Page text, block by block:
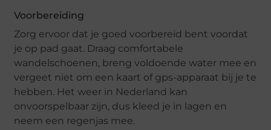
Voorbereiding
Zorg ervoor dat je goed voorbereid bent voordat
je op pad gaat. Draag comfortabele
wandelschoenen, breng voldoende water mee en
vergeet niet om een kaart of gps-apparaat bij je te
hebben. Het weer in Nederland kan
onvoorspelbaar zijn, dus kleed je in lagen en
neem een regenjas mee.